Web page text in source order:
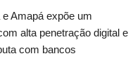
Amapá expõe um
alta penetração digital e
com bancos